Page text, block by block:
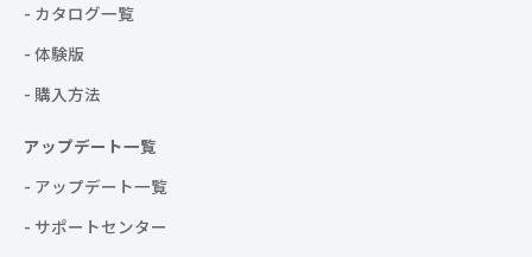
- カタログ一覧
- 体験版
- 購入方法
アップデート一覧
- アップデート一覧
- サポートセンター